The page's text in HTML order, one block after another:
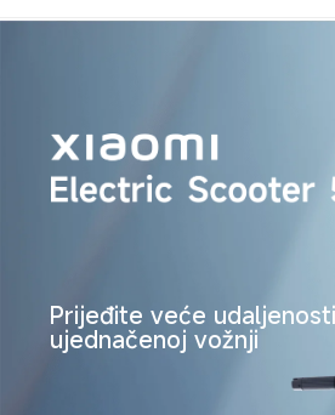
Prijeđite veće
ujednačenoj vožnji